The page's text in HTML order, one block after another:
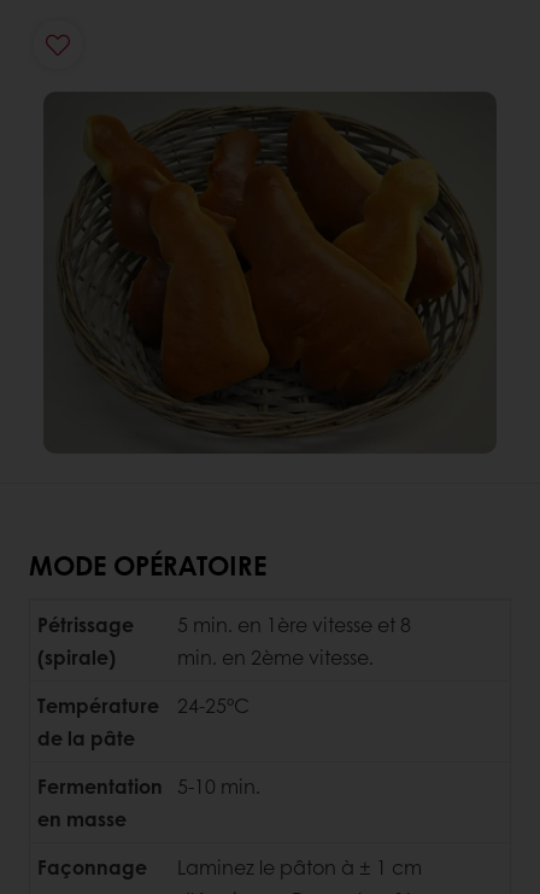
MODE OPÉRATOIRE
Pétrissage
(spirale)
5 min. en 1ère vitesse et 8
min. en 2ème vitesse.
Température
de la pâte
24-25°C
Fermentation
en masse
5-10 min.
Façonnage
Laminez le pâton à ± 1 cm